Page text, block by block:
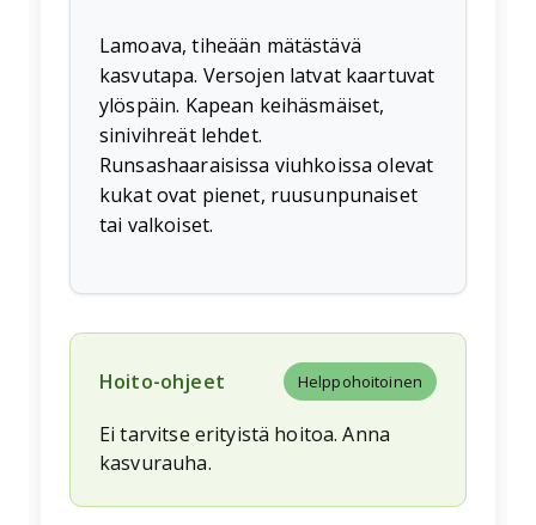
Lamoava, tiheään mätästävä
kasvutapa. Versojen latvat kaartuvat
ylöspäin. Kapean keihäsmäiset,
sinivihreät lehdet.
Runsashaaraisissa viuhkoissa olevat
kukat ovat pienet, ruusunpunaiset
tai valkoiset.
Hoito-ohjeet Helppohoitoinen
Ei tarvitse erityistä hoitoa. Anna
kasvurauha.